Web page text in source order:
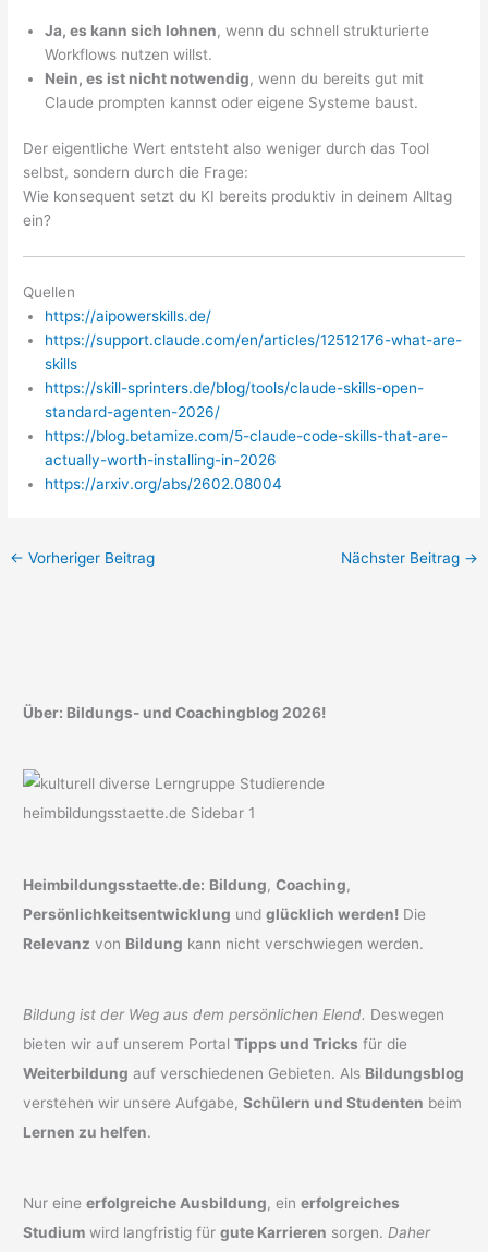
Ja, es kann sich lohnen, wenn du schnell strukturierte
Workflows nutzen willst.
Nein, es ist nicht notwendig, wenn du bereits gut mit
Claude prompten kannst oder eigene Systeme baust.
Der eigentliche Wert entsteht also weniger durch das Tool
selbst, sondern durch die Frage:
Wie konsequent setzt du KI bereits produktiv in deinem Alltag
ein?
Quellen
https://aipowerskills.de/
https://support.claude.com/en/articles/12512176-what-are-
skills
https://skill-sprinters.de/blog/tools/claude-skills-open-
standard-agenten-2026/
https://blog.betamize.com/5-claude-code-skills-that-are-
actually-worth-installing-in-2026
https://arxiv.org/abs/2602.08004
← Vorheriger Beitrag Nächster Beitrag →
Über: Bildungs- und Coachingblog 2026!
Heimbildungsstaette.de: Bildung,Coaching,
Persönlichkeitsentwicklung undglücklich werden! Die
Relevanz von Bildung kann nicht verschwiegen werden.
Bildung ist der Weg aus dem persönlichen Elend. Deswegen
bieten wir auf unserem PortalTipps und Tricks für die
Weiterbildung auf verschiedenen Gebieten. Als Bildungsblog
verstehen wir unsere Aufgabe,Schülern und Studenten beim
Lernen zu helfen.
Nur eineerfolgreiche Ausbildung, einerfolgreiches
Studium wird langfristig fürgute Karrieren sorgen. Daher